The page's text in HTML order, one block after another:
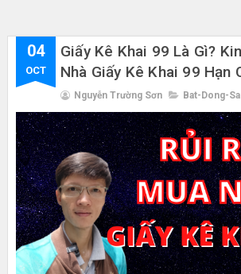
04
OCT
Giấy Kê Khai 99 Là Gì?
Nhà Giấy Kê Khai 99 Hạn
Nguyễn Trường Sơn Bat-Dong-